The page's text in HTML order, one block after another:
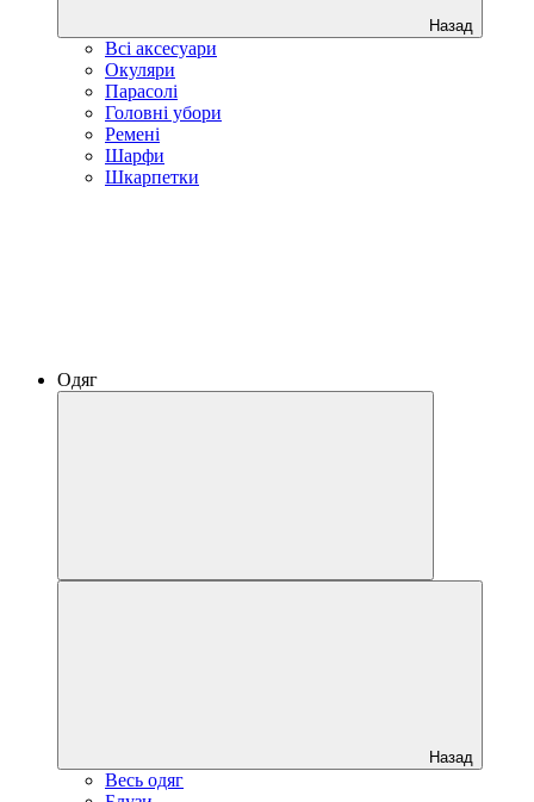
Назад
Всі аксесуари
Окуляри
Парасолі
Головні убори
Ремені
Шарфи
Шкарпетки
Одяг
Назад
Весь одяг